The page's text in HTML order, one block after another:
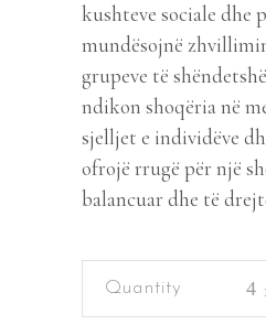
kushteve sociale dhe
mundësojnë
grupeve të
ndikon shoqëria në
sjelljet e individëve
ofrojë rrugë për një
balancuar dhe të